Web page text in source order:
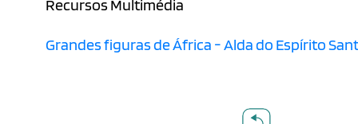
Recursos Multimédia
Grandes figuras de África - Alda do Espírito